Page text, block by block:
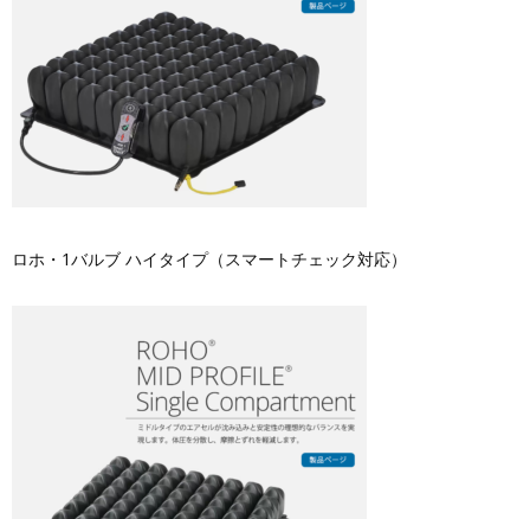
ロホ・1バルブ ハイタイプ（スマートチェック対応）